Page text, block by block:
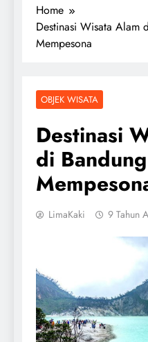
Home
Destinasi Wisata Alam
Mempesona
OBJEK WISATA
Destinasi
di
LimaKaki 9 Tahun